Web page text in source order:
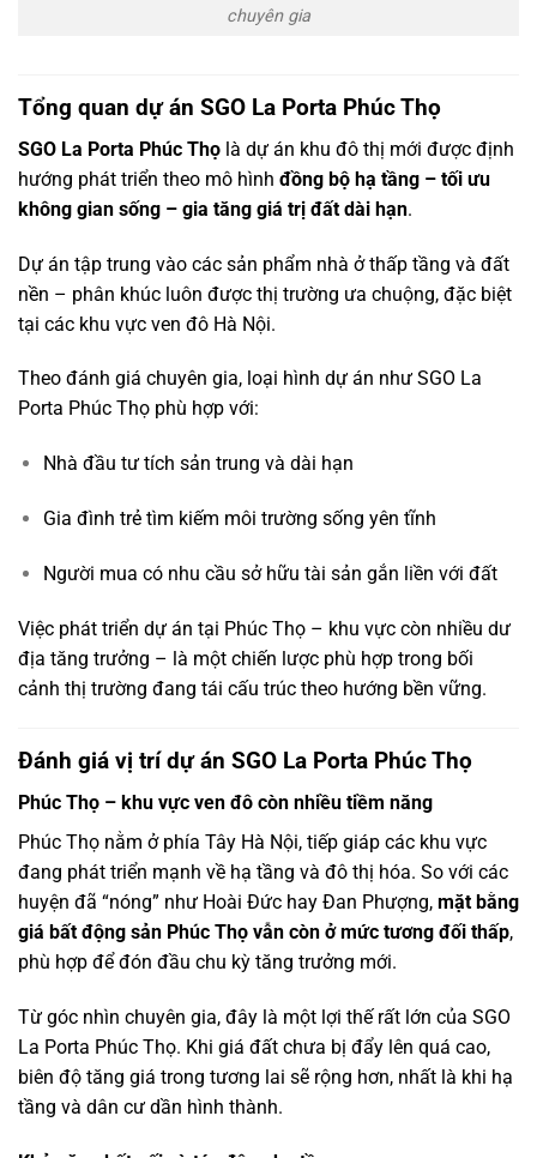
chuyên gia
Tổng quan dự án SGO La Porta Phúc Thọ
SGO La Porta Phúc Thọ là dự án khu đô thị mới được định
hướng phát triển theo mô hình đồng bộ hạ tầng – tối ưu
không gian sống – gia tăng giá trị đất dài hạn.
Dự án tập trung vào các sản phẩm nhà ở thấp tầng và đất
nền – phân khúc luôn được thị trường ưa chuộng, đặc biệt
tại các khu vực ven đô Hà Nội.
Theo đánh giá chuyên gia, loại hình dự án như SGO La
Porta Phúc Thọ phù hợp với:
Nhà đầu tư tích sản trung và dài hạn
Gia đình trẻ tìm kiếm môi trường sống yên tĩnh
Người mua có nhu cầu sở hữu tài sản gắn liền với đất
Việc phát triển dự án tại Phúc Thọ – khu vực còn nhiều dư
địa tăng trưởng – là một chiến lược phù hợp trong bối
cảnh thị trường đang tái cấu trúc theo hướng bền vững.
Đánh giá vị trí dự án SGO La Porta Phúc Thọ
Phúc Thọ – khu vực ven đô còn nhiều tiềm năng
Phúc Thọ nằm ở phía Tây Hà Nội, tiếp giáp các khu vực
đang phát triển mạnh về hạ tầng và đô thị hóa. So với các
huyện đã “nóng” như Hoài Đức hay Đan Phượng, mặt bằng
giá bất động sản Phúc Thọ vẫn còn ở mức tương đối thấp,
phù hợp để đón đầu chu kỳ tăng trưởng mới.
Từ góc nhìn chuyên gia, đây là một lợi thế rất lớn của SGO
La Porta Phúc Thọ. Khi giá đất chưa bị đẩy lên quá cao,
biên độ tăng giá trong tương lai sẽ rộng hơn, nhất là khi hạ
tầng và dân cư dần hình thành.